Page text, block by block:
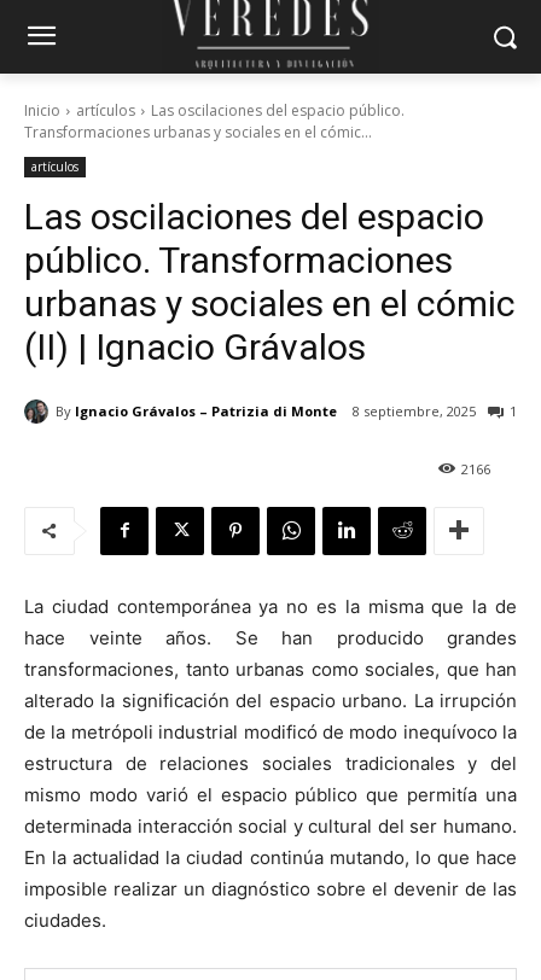
Inicio artículos
Las oscilaciones del espacio público.
Transformaciones urbanas y sociales en el cómic...
artículos
Las oscilaciones del espacio
público. Transformaciones
urbanas y sociales en el cómic
(II) | Ignacio Grávalos
By Ignacio Grávalos – Patrizia di Monte 8 septiembre, 2025 1
2166
La ciudad contemporánea ya no es la misma que la de
hace veinte años. Se han producido grandes
transformaciones, tanto urbanas como sociales, que han
alterado la significación del espacio urbano. La irrupción
de la metrópoli industrial modificó de modo inequívoco la
estructura de relaciones sociales tradicionales y del
mismo modo varió el espacio público que permitía una
determinada interacción social y cultural del ser humano.
En la actualidad la ciudad continúa mutando, lo que hace
imposible realizar un diagnóstico sobre el devenir de las
ciudades.